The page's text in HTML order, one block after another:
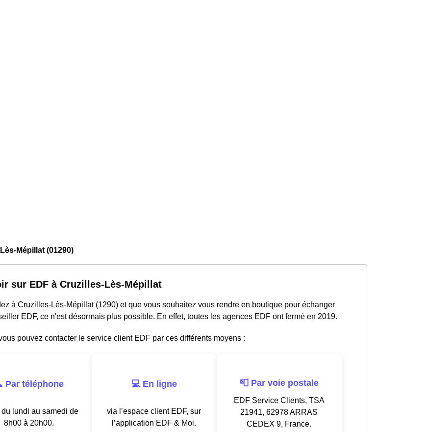
Mépillat (01290)
sur EDF à Cruzilles-Lès-Mépillat
à Cruzilles-Lès-Mépillat (1290) et que vous souhaitez vous rendre en boutique pour échanger
EDF, ce n'est désormais plus possible. En effet, toutes les agences EDF ont fermé en 2019.
pouvez contacter le service client EDF par ces différents moyens :
Par téléphone
lundi au samedi de
8h00 à 20h00.
💻 En ligne
via l’espace client EDF, sur
l’application EDF & Moi.
📮 Par voie postale
EDF Service Clients, TSA
21941, 62978 ARRAS
CEDEX 9, France.